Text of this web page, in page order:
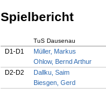
Spielbericht
TuS Dausenau
D1-D1
Müller, Markus
Ohlow, Bernd Arthur
D2-D2
Dallku, Saim
Biesgen, Gerd